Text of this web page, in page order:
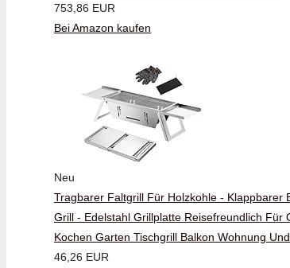
753,86 EUR
Bei Amazon kaufen
Neu
Tragbarer Faltgrill Für Holzkohle - Klappbarer
Grill - Edelstahl Grillplatte Reisefreundlich Für
Kochen Garten Tischgrill Balkon Wohnung
46,26 EUR